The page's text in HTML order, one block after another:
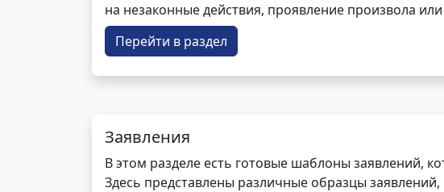
на незаконные действия, проявление произвола
Перейти в раздел
Заявления
В этом разделе есть готовые шаблоны заявлений,
Здесь представлены различные образцы